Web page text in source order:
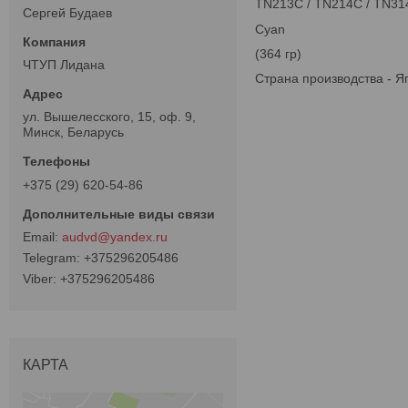
TN213C / TN214C /
Cyan
(364 гр)
Страна производства -
Сергей Будаев
ЧТУП Лидана
ул. Вышелесского, 15, оф. 9,
Минск, Беларусь
+375 (29) 620-54-86
audvd@yandex.ru
+375296205486
+375296205486
КАРТА